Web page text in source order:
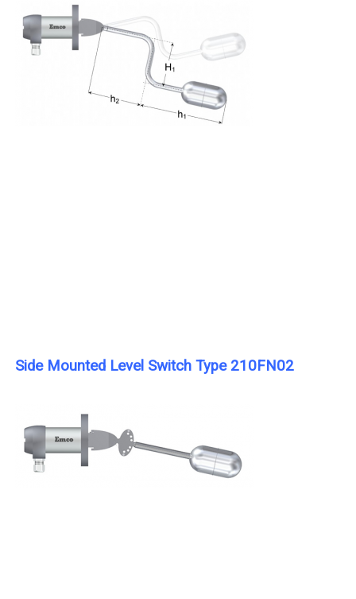
Side Mounted Level Switch Type 210FN02